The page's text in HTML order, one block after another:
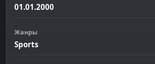
01.01.2000
Жанры
Sports